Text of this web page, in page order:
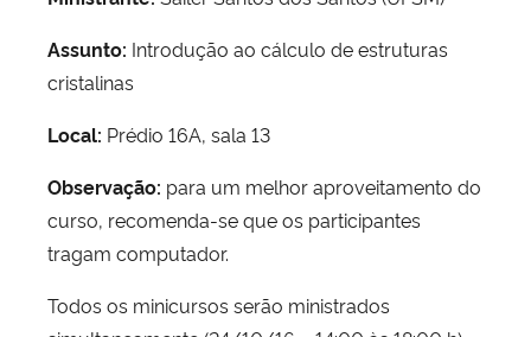
Assunto: Introdução ao cálculo de estruturas
cristalinas
Local: Prédio 16A, sala 13
Observação: para um melhor aproveitamento do
curso, recomenda-se que os participantes
tragam computador.
Todos os minicursos serão ministrados